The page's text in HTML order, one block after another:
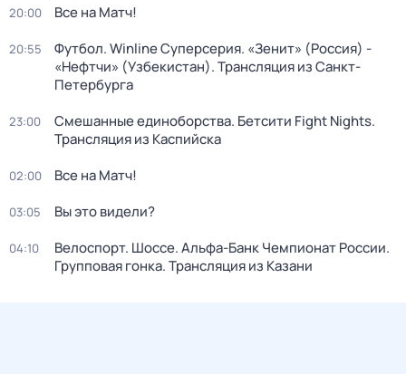
20:00 Все на Матч!
20:55
Футбол. Winline Суперсерия. «Зенит» (Россия) -
«Нефтчи» (Узбекистан). Трансляция из Санкт-
Петербурга
23:00
Смешанные единоборства. Бетсити Fight Nights.
Трансляция из Каспийска
02:00 Все на Матч!
03:05 Вы это видели?
04:10
Велоспорт. Шоссе. Альфа-Банк Чемпионат России.
Групповая гонка. Трансляция из Казани